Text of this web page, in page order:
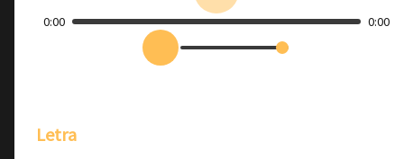
0:00 0:00
Letra